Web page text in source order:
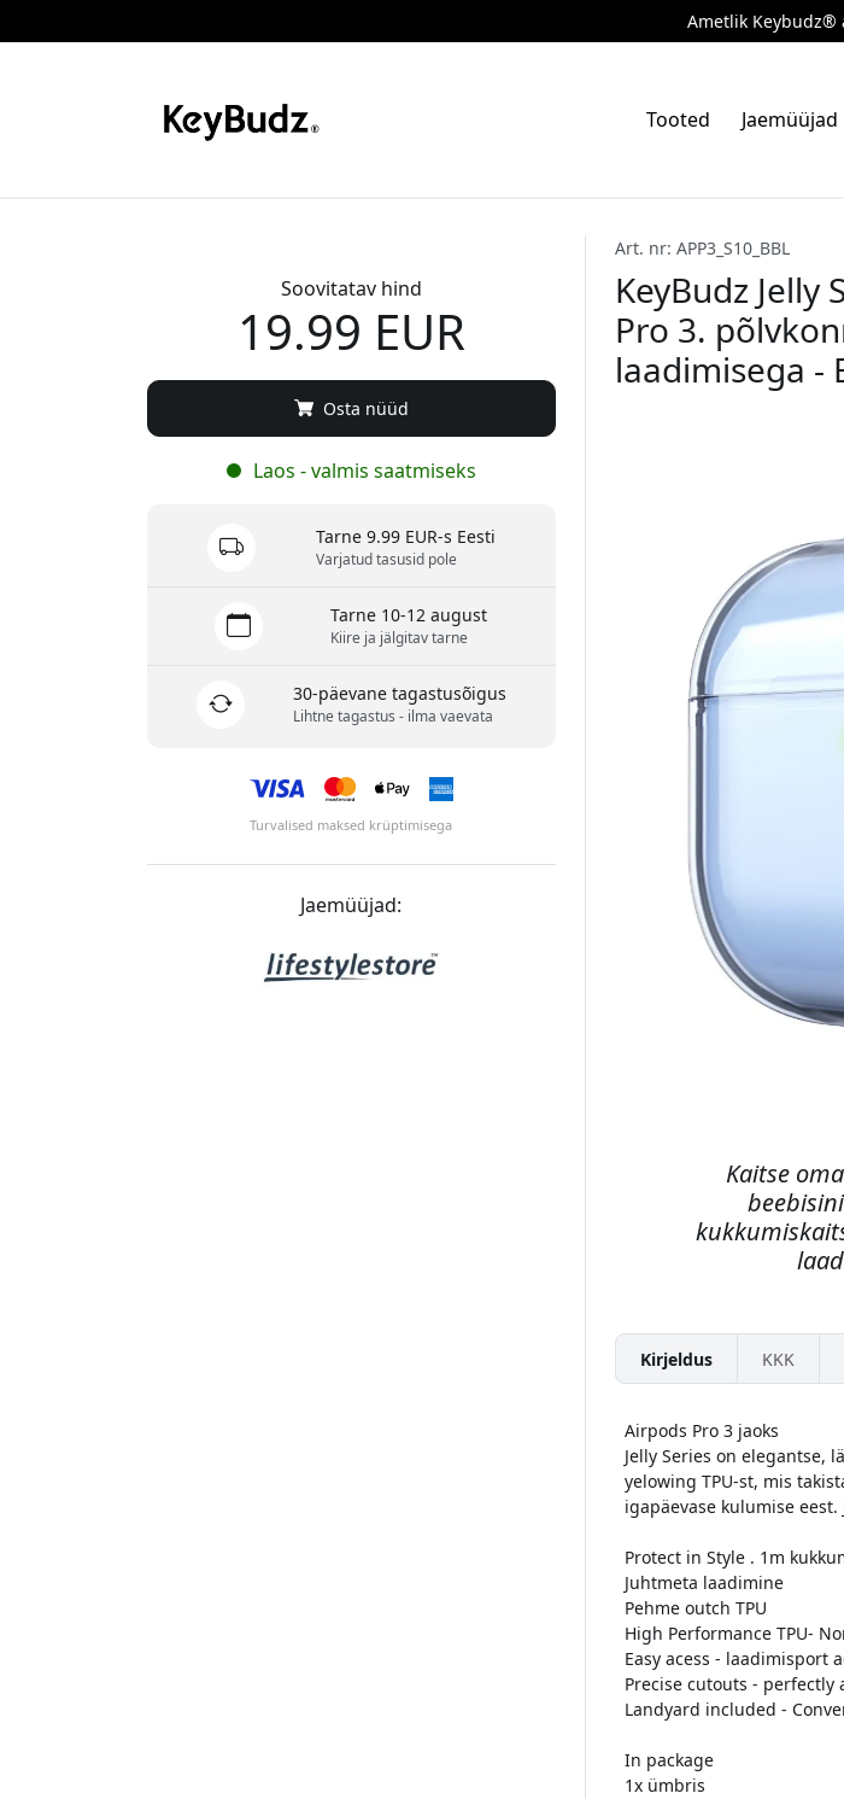
Ametlik Keybudz®
Tooted Jaemüüjad
Art. nr: APP3_S10_BBL
KeyBudz Jelly
Pro 3.
laadimisega -
Kaitse
Kirjeldus KKK
Airpods Pro 3 jaoks
Jelly Series on elegantse,
yelowing TPU-st, mis
igapäevase kulumise
Protect in Style . 1m
Juhtmeta laadimine
Pehme outch TPU
High Performance TPU-
Easy acess - laadimisport
Precise cutouts - perfectly
Landyard included -
In package
1x ümbris
Soovitatav hind
19.99 EUR
Osta nüüd
Laos - valmis saatmiseks
Tarne 9.99 EUR-s Eesti
Varjatud tasusid pole
Tarne 10-12 august
Kiire ja jälgitav tarne
30-päevane tagastusõigus
Lihtne tagastus - ilma vaevata
Turvalised maksed krüptimisega
Jaemüüjad: